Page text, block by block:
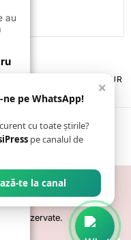
DE ANULARE & RETUR
CONTACT
rezervate.
×
pe WhatsApp!
cu toate știrile?
pe canalul de
te la canal
au